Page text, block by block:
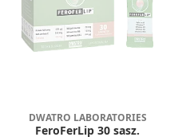
DWATRO LABORATORIES
FeroFerLip 30 sasz.